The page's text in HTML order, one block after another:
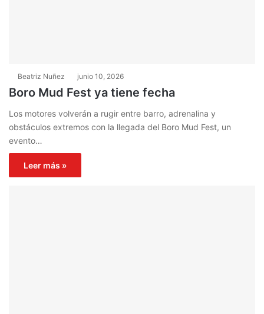
Beatriz Nuñez junio 10, 2026
Boro Mud Fest ya tiene fecha
Los motores volverán a rugir entre barro, adrenalina y
obstáculos extremos con la llegada del Boro Mud Fest, un
evento…
Leer más »